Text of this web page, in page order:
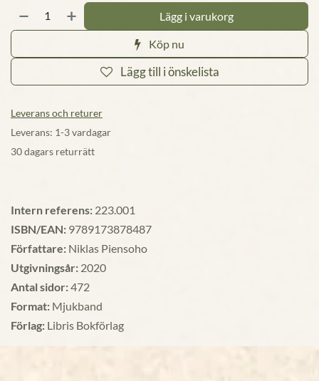
Lägg i varukorg
Köp nu
Lägg till i önskelista
Leverans och returer
Leverans: 1-3 vardagar
30 dagars returrätt
Intern referens: 223.001
ISBN/EAN: 9789173878487
Författare: Niklas Piensoho
Utgivningsår: 2020
Antal sidor:472
Format: Mjukband
Förlag: Libris Bokförlag